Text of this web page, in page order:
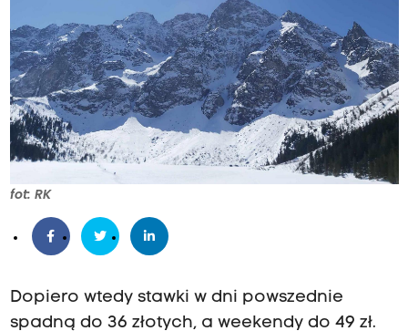
fot: RK
Dopiero wtedy stawki w dni powszednie
spadną do 36 złotych, a weekendy do 49 zł.